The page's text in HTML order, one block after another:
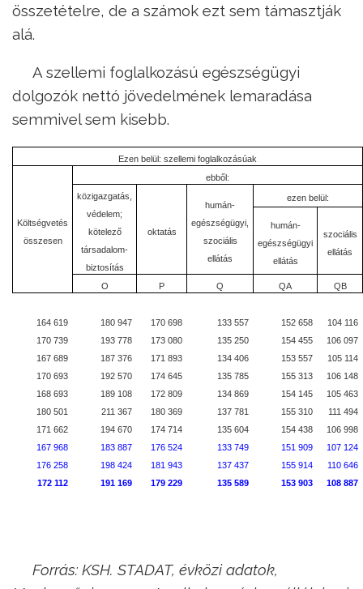
összetételre, de a számok ezt sem támasztják
alá.
A szellemi foglalkozású egészségügyi
dolgozók nettó jövedelmének lemaradása
semmivel sem kisebb.
Ezen belül: szellemi foglalkozásúak
Költségvetés
összesen
ebből:
közigazgatás,
védelem;
kötelező
társadalom-
biztosítás
oktatás
humán-
egészségügyi,
szociális
ellátás
ezen belül:
humán-
egészségügyi
ellátás
szociális
ellátás
O P Q QA QB
164 619 180 947 170 698 133 557 152 658
104 116
170 739
193 778 173 080 135 250 154 455
106 097
167 689
187 376 171 893 134 406 153 557
105 114
170 693
192 570 174 645 135 785 155 313
106 148
168 693
189 108 172 809 134 869 154 145
105 463
180 501
211 367 180 369 137 781 155 310
111 494
171 662
194 670 174 714 135 604 154 438
106 998
167 968
183 887 176 524 133 749 151 909
107 124
176 258
198 424 181 943 137 437 155 914
110 646
172 112
191 169 179 229 135 589 153 903 108 887
Forrás: KSH. STADAT, évközi adatok,